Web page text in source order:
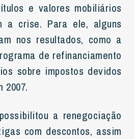
e valores mobiliários
a crise. Para ele, alguns
nos resultados, como a
de refinanciamento
sobre impostos devidos
2007.
a renegociação
com descontos, assim